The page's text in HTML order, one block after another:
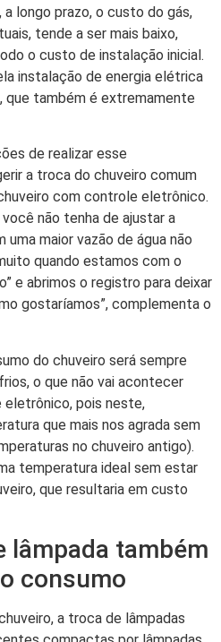
longo prazo, o custo do gás,
tende a ser mais baixo,
o custo de instalação inicial.
instalação de energia elétrica
também é extremamente
de realizar esse
a troca do chuveiro comum
com controle eletrônico.
não tenha de ajustar a
maior vazão de água não
quando estamos com o
e abrimos o registro para deixar
gostaríamos”, complementa o
do chuveiro será sempre
o que não vai acontecer
pois neste,
que mais nos agrada sem
no chuveiro antigo).
temperatura ideal sem estar
que resultaria em custo
lâmpada também
consumo
a troca de lâmpadas